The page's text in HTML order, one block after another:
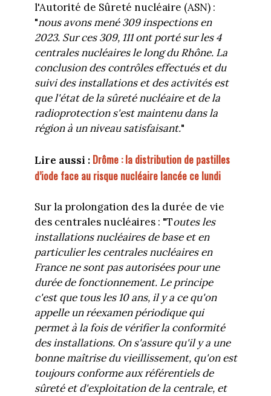
l'Autorité de Sûreté nucléaire (ASN) :
"nous avons mené 309 inspections en
2023. Sur ces 309, 111 ont porté sur les 4
centrales nucléaires le long du Rhône. La
conclusion des contrôles effectués et du
suivi des installations et des activités est
que l'état de la sûreté nucléaire et de la
radioprotection s'est maintenu dans la
région à un niveau satisfaisant."
Lire aussi : Drôme : la distribution de pastilles
d’iode face au risque nucléaire lancée ce lundi
Sur la prolongation des la durée de vie
des centrales nucléaires : "Toutes les
installations nucléaires de base et en
particulier les centrales nucléaires en
France ne sont pas autorisées pour une
durée de fonctionnement. Le principe
c'est que tous les 10 ans, il y a ce qu'on
appelle un réexamen périodique qui
permet à la fois de vérifier la conformité
des installations. On s'assure qu'il y a une
bonne maîtrise du vieillissement, qu'on est
toujours conforme aux référentiels de
sûreté et d'exploitation de la centrale, et